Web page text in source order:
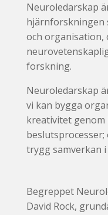
Neuroledarskap
hjärnforskningen
och organisation,
forskning.
Neuroledarskap
vi kan bygga
kreativitet genom
trygg samverkan
Begreppet
David Rock,